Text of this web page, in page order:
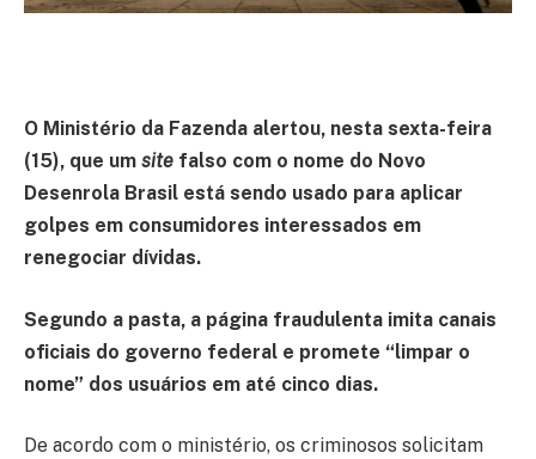
O Ministério da Fazenda alertou, nesta sexta-feira
(15), que um site falso com o nome do Novo
Desenrola Brasil está sendo usado para aplicar
golpes em consumidores interessados em
renegociar dívidas.
Segundo a pasta, a página fraudulenta imita canais
oficiais do governo federal e promete “limpar o
nome” dos usuários em até cinco dias.
De acordo com o ministério, os criminosos solicitam